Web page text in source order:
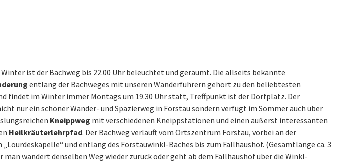
ist der Bachweg bis 22.00 Uhr beleuchtet und geräumt. Die allseits bekannte
entlang der Bachweges mit unseren Wanderführern gehört zu den beliebtesten
findet im Winter immer Montags um 19.30 Uhr statt, Treffpunkt ist der Dorfplatz. Der
nur ein schöner Wander- und Spazierweg in Forstau sondern verfügt im Sommer auch über
Kneippweg mit verschiedenen Kneippstationen und einen äußerst interessanten
Heilkräuterlehrpfad. Der Bachweg verläuft vom Ortszentrum Forstau, vorbei an der
und entlang des Forstauwinkl-Baches bis zum Fallhaushof. (Gesamtlänge ca. 3
man wandert denselben Weg wieder zurück oder geht ab dem Fallhaushof über die Winkl-